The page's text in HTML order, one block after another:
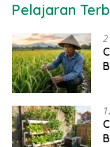
Pelajaran